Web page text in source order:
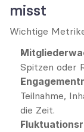
misst
Wichtige
Spitzen oder
Teilnahme,
die Zeit.